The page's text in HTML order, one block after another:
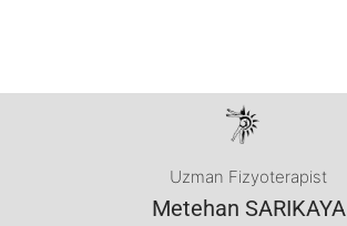
d
n
d
Uzman Fizyoterapist
Metehan SARIKAYA